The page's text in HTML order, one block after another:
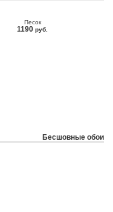
Песок
1190 руб.
Бесшовные обои